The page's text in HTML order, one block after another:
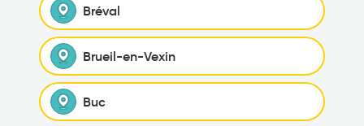
Bréval
Brueil-en-Vexin
Buc